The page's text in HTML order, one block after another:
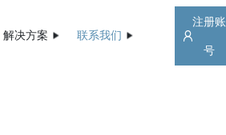
解决方案 联系我们
注册账
号